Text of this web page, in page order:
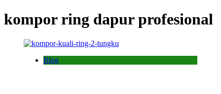
kompor ring dapur profesional
Blog